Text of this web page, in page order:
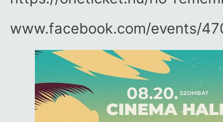
www.facebook.com/​events/​